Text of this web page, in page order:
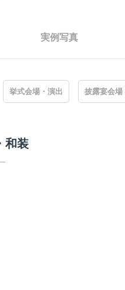
実例写真
挙式会場・演出 披露宴会場
和装